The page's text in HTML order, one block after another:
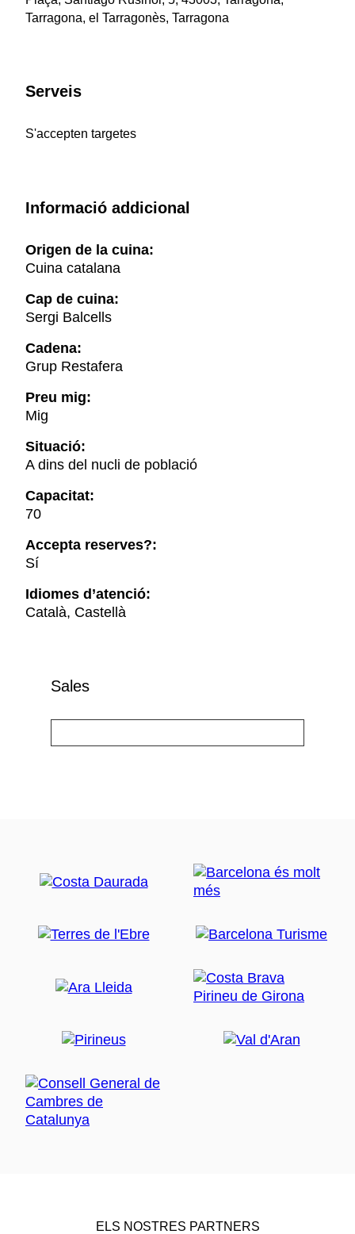
Tarragona, el Tarragonès, Tarragona
Serveis
S'accepten targetes
Informació addicional
Origen de la cuina:
Cuina catalana
Cap de cuina:
Sergi Balcells
Cadena:
Grup Restafera
Preu mig:
Mig
Situació:
A dins del nucli de població
Capacitat:
70
Accepta reserves?:
Sí
Idiomes d’atenció:
Català, Castellà
Sales
ELS NOSTRES PARTNERS